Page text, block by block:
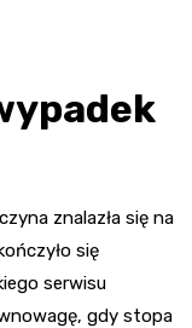
znalazła się na
się
serwisu
gdy stopa